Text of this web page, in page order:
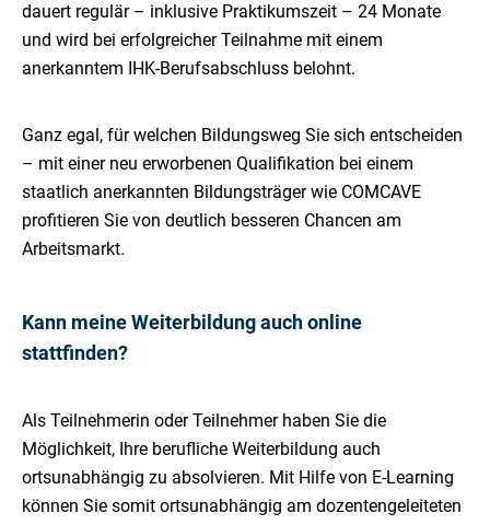
dauert regulär – inklusive Praktikumszeit – 24 Monate
und wird bei erfolgreicher Teilnahme mit einem
anerkanntem IHK-Berufsabschluss belohnt.
Ganz egal, für welchen Bildungsweg Sie sich entscheiden
– mit einer neu erworbenen Qualifikation bei einem
staatlich anerkannten Bildungsträger wie COMCAVE
profitieren Sie von deutlich besseren Chancen am
Arbeitsmarkt.
Kann meine Weiterbildung auch online
stattfinden?
Als Teilnehmerin oder Teilnehmer haben Sie die
Möglichkeit, Ihre berufliche Weiterbildung auch
ortsunabhängig zu absolvieren. Mit Hilfe von E-Learning
können Sie somit ortsunabhängig am dozentengeleiteten